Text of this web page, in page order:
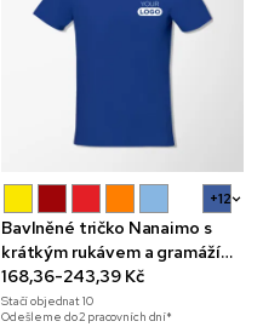
+12
Bavlněné tričko Nanaimo s
krátkým rukávem a gramáží
160 g/m²
168,36-243,39 Kč
Stačí objednat10
Odešleme do 2 pracovních dní*